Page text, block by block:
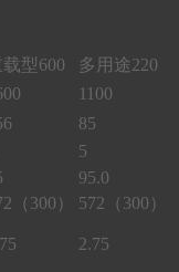
载型600
多用途220
1100
85
5
95.0
（300）
572（300）
2.75